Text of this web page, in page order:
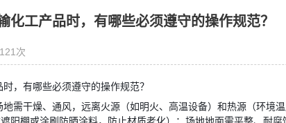
化工产品时，有哪些必须遵守的操作规范？
121次
，有哪些必须遵守的操作规范？
地需干燥、通风，远离火源（如明火、高温设备）和热源（环境